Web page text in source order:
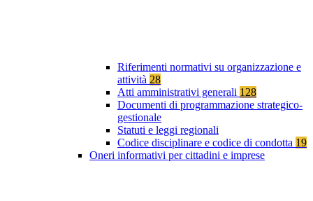
Riferimenti normativi su organizzazione e
attività 28
Atti amministrativi generali 128
Documenti di programmazione strategico-
gestionale
Statuti e leggi regionali
Codice disciplinare e codice di condotta 19
Oneri informativi per cittadini e imprese